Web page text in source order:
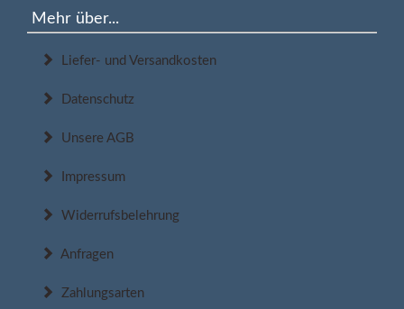
Mehr über...
Liefer- und Versandkosten
Datenschutz
Unsere AGB
Impressum
Widerrufsbelehrung
Anfragen
Zahlungsarten